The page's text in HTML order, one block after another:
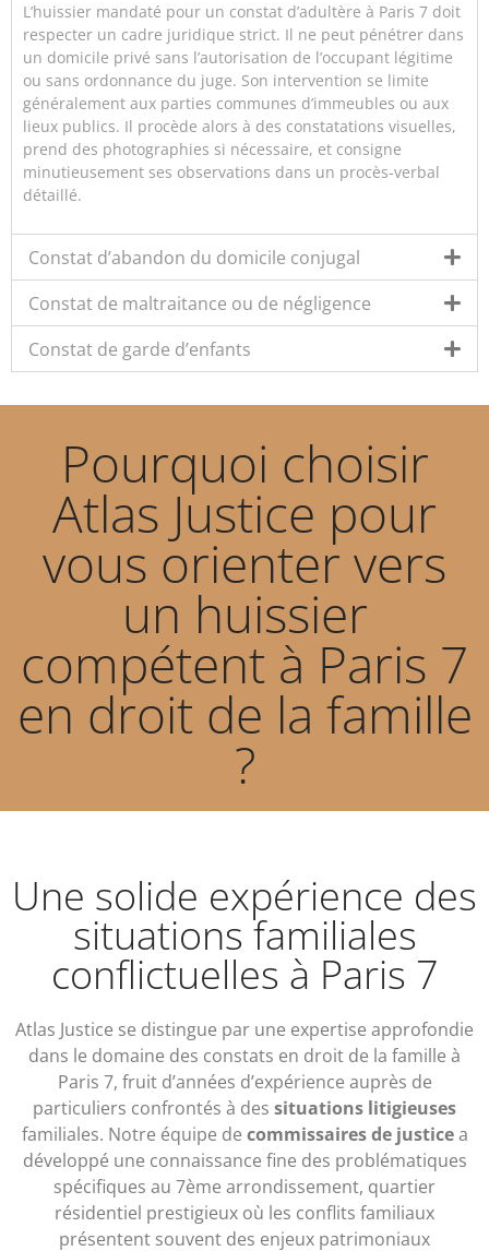
L’huissier mandaté pour un constat d’adultère à Paris 7 doit
respecter un cadre juridique strict. Il ne peut pénétrer dans
un domicile privé sans l’autorisation de l’occupant légitime
ou sans ordonnance du juge. Son intervention se limite
généralement aux parties communes d’immeubles ou aux
lieux publics. Il procède alors à des constatations visuelles,
prend des photographies si nécessaire, et consigne
minutieusement ses observations dans un procès-verbal
détaillé.
Constat d’abandon du domicile conjugal
Constat de maltraitance ou de négligence
Constat de garde d’enfants
Pourquoi choisir
Atlas Justice pour
vous orienter vers
un huissier
compétent à Paris 7
en droit de la famille
?
Une solide expérience des
situations familiales
conflictuelles à Paris 7
Atlas Justice se distingue par une expertise approfondie
dans le domaine des constats en droit de la famille à
Paris 7, fruit d’années d’expérience auprès de
particuliers confrontés à des situations litigieuses
familiales. Notre équipe de commissaires de justicea
développé une connaissance fine des problématiques
spécifiques au 7ème arrondissement, quartier
résidentiel prestigieux où les conflits familiaux
présentent souvent des enjeux patrimoniaux